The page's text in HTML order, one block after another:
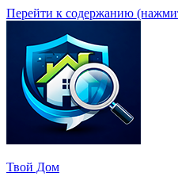
Перейти к содержанию
Твой Дом